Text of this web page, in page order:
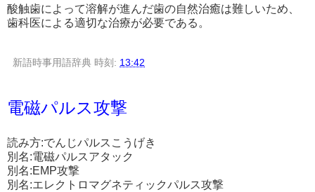
酸触歯によって溶解が進んだ歯の自然治癒は難しいため、
歯科医による適切な治療が必要である。
新語時事用語辞典 時刻: 13:42
電磁パルス攻撃
読み方:でんじパルスこうげき
別名:電磁パルスアタック
別名:EMP攻撃
別名:エレクトロマグネティックパルス攻撃